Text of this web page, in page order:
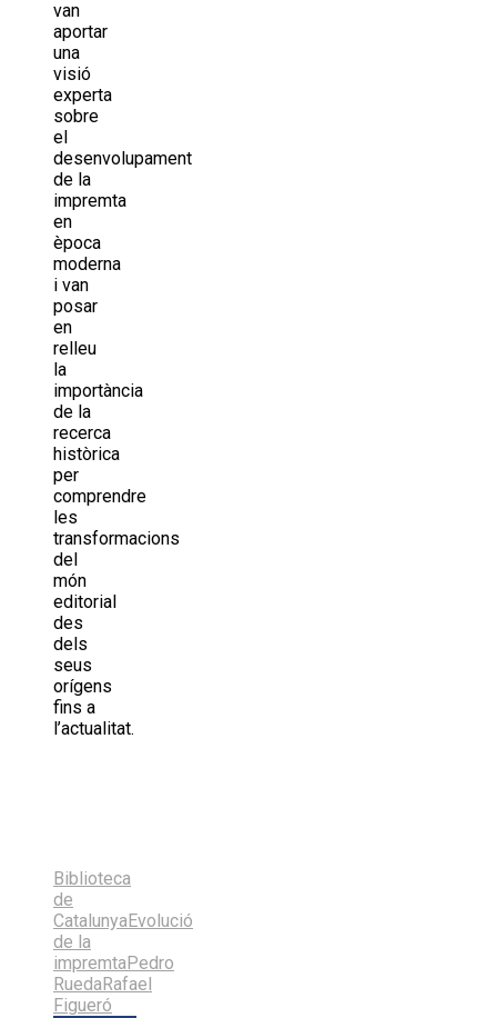
van
aportar
una
visió
experta
sobre
el
desenvolupament
de la
impremta
en
època
moderna
i van
posar
en
relleu
la
importància
de la
recerca
històrica
per
comprendre
les
transformacions
del
món
editorial
des
dels
seus
orígens
fins a
l’actualitat.
Email
on
Biblioteca
de
CatalunyaEvolució
de la
impremtaPedro
RuedaRafael
Figueró